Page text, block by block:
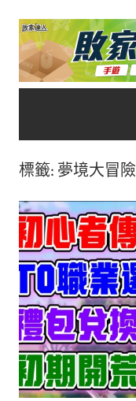
Skip
content
家
人
推
薦
No.1
遊
戲
科
技
自
媒
標籤: 夢境大冒險